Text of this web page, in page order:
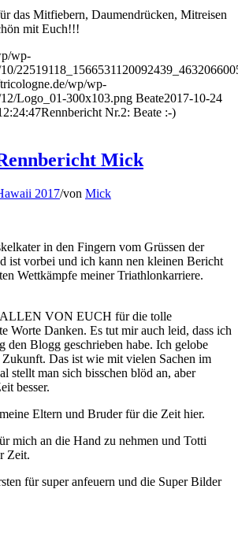
das Mitfiebern, Daumendrücken, Mitreisen
mit Euch!!!
wp-
wp/wp-
Logo_01-300x103.png Beate2017-10-24
Rennbericht Nr.2: Beate :-)
Mick
2017/von Mick
in den Fingern vom Grüssen der
ist vorbei und ich kann nen kleinen Bericht
Wettkämpfe meiner Triathlonkarriere.
ALLEN VON EUCH für die tolle
Worte Danken. Es tut mir auch leid, dass ich
den Blogg geschrieben habe. Ich gelobe
Zukunft. Das ist wie mit vielen Sachen im
stellt man sich bisschen blöd an, aber
besser.
Eltern und Bruder für die Zeit hier.
mich an die Hand zu nehmen und Totti
Zeit.
für super anfeuern und die Super Bilder